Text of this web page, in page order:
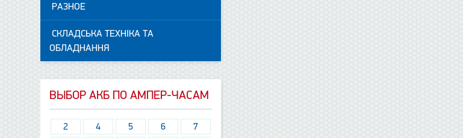
РАЗНОЕ
СКЛАДСЬКА ТЕХНІКА ТА
ОБЛАДНАННЯ
ВЫБОР АКБ ПО АМПЕР-ЧАСАМ
2 4 5 6
7